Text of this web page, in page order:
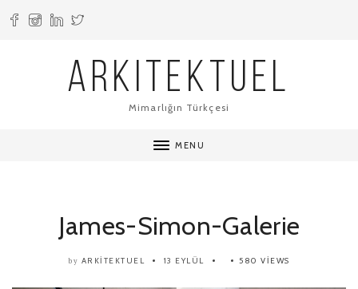
ARKITEKTUEL
Mimarlığın Türkçesi
MENU
James-Simon-Galerie
by ARKITEKTUEL 13 EYLÜL 580 VIEWS